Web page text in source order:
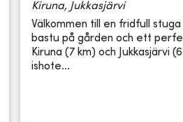
Kiruna, Jukkasjärvi
Välkommen till en fridfull
bastu på gården och ett
Kiruna (7 km) och Jukkasjärvi
ishote...